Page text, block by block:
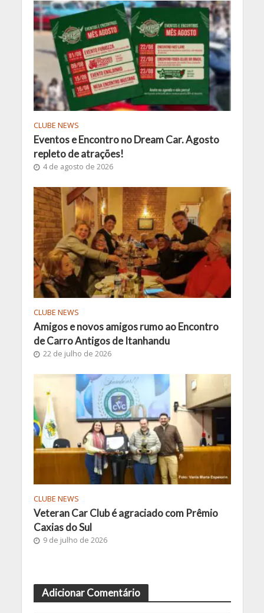
CLUBE NEWS
Eventos e Encontro no Dream Car. Agosto
repleto de atrações!
4 de agosto de 2026
CLUBE NEWS
Amigos e novos amigos rumo ao Encontro
de Carro Antigos de Itanhandu
22 de julho de 2026
CLUBE NEWS
Veteran Car Club é agraciado com Prêmio
Caxias do Sul
9 de julho de 2026
Adicionar Comentário